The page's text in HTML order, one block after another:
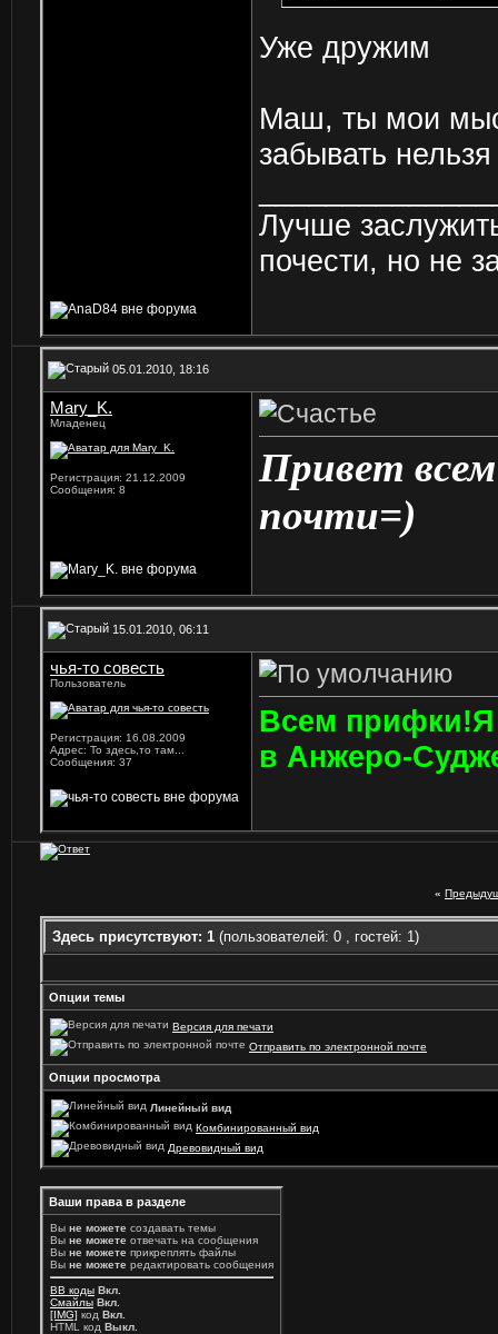
Уже дружим
Маш, ты мои
забывать нельзя
Лучше
почести, но не
05.01.2010, 18:16
Mary_K.
Младенец
Регистрация: 21.12.2009
Сообщения: 8
Привет
почти=)
15.01.2010, 06:11
чья-то совесть
Пользователь
Регистрация: 16.08.2009
Адрес: То здесь,то там...
Сообщения: 37
Всем прифки!Я
в Анжеро-
«
Здесь присутствуют: 1 (пользователей: 0 , гостей: 1)
Опции темы
Версия для печати
Отправить по электронной почте
Опции просмотра
Линейный вид
Комбинированный вид
Древовидный вид
Ваши права в разделе
Вы не можете создавать темы
Вы не можете отвечать на сообщения
Вы не можете прикреплять файлы
Вы не можете редактировать сообщения
BB коды Вкл.
Смайлы Вкл.
[IMG] код Вкл.
HTML код Выкл.